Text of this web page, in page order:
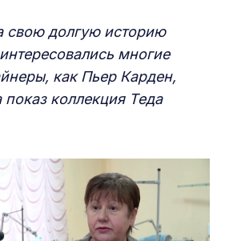
свою долгую историю
многие
как Пьер Карден,
показ коллекция Теда